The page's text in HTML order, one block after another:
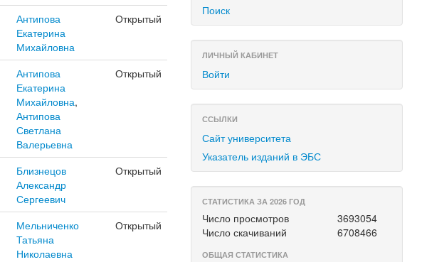
Антипова
Екатерина
Михайловна
Открытый
Антипова
Екатерина
Михайловна,
Антипова
Светлана
Валерьевна
Открытый
Близнецов
Александр
Сергеевич
Открытый
Мельниченко
Татьяна
Николаевна
Открытый
Поиск
ЛИЧНЫЙ КАБИНЕТ
Войти
ССЫЛКИ
Сайт университета
Указатель изданий в ЭБС
СТАТИСТИКА ЗА 2026 ГОД
Число просмотров
3693054
Число скачиваний
6708466
ОБЩАЯ СТАТИСТИКА